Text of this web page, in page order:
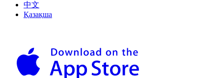
中文
Қазақша